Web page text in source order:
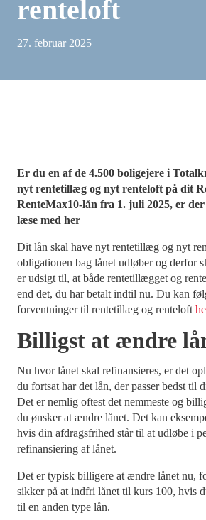
renteloft
27. februar 2025
Er du en af de 4.500 boligejere i
nyt rentetillæg og nyt renteloft på dit
RenteMax10-lån fra 1. juli 2025, er
læse med her
Dit lån skal have nyt rentetillæg og nyt
obligationen bag lånet udløber og derfor
er udsigt til, at både rentetillægget og
end det, du har betalt indtil nu. Du kan
forventninger til rentetillæg og renteloft
Billigst at ændre
Nu hvor lånet skal refinansieres, er det
du fortsat har det lån, der passer bedst til
Det er nemlig oftest det nemmeste og
du ønsker at ændre lånet. Det kan
hvis din afdragsfrihed står til at udløbe i
refinansiering af lånet.
Det er typisk billigere at ændre lånet nu,
sikker på at indfri lånet til kurs 100, hvis
til en anden type lån.